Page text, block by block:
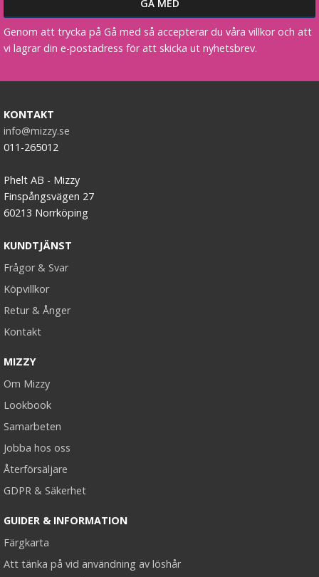
Hårklämma rosett - svart
Genom att trycka på Gå med så accepterar du våra villkor och att
vi lagrar din e-postadress för att skicka ut nyhetsbrev.
KONTAKT
info@mizzy.se
011-265012
Phelt AB - Mizzy
Finspångsvägen 27
60213 Norrköping
KUNDTJÄNST
Frågor & Svar
Köpvillkor
Retur & Ånger
Kontakt
MIZZY
Om Mizzy
Lookbook
Samarbeten
Jobba hos oss
Återförsäljare
GDPR & Säkerhet
GUIDER & INFORMATION
Färgkarta
Att tänka på vid användning av löshår